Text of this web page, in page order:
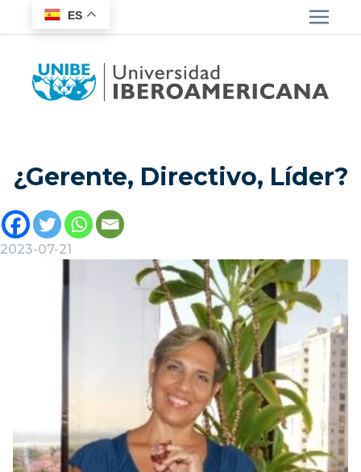
ES
¿Gerente, Directivo, Líder?
2023-07-21